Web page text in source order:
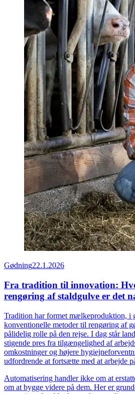
Gødning22.1.2026
Fra tradition til innovation:
rengøring af staldgulve er det
Tradition har formet mælkeproduktion, i
konventionelle metoder til rengøring af
pålidelig rolle på den rejse. I dag står
stigende pres fra tilgængelighed af
omkostninger og højere
udfordrende at fortsætte med at arbejde
Automatisering handler ikke om at
om at bygge videre på dem. Her er